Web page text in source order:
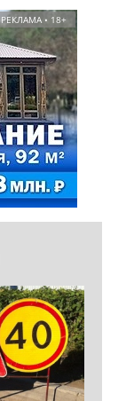
РЕКЛАМА • 18+